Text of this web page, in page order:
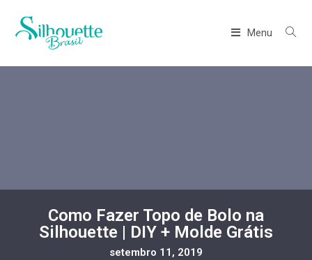
Menu
Como Fazer Topo de Bolo na
Silhouette | DIY + Molde Grátis
setembro 11, 2019